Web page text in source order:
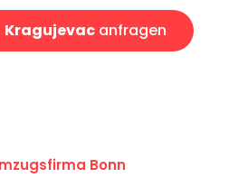
Kragujevacanfragen
Bonn